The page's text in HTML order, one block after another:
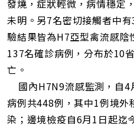
發燒，症狀輕微，病情穩定
未明。另7名密切接觸者中
驗結果皆為H7亞型禽流感陰
137名確診病例，分布於10
亡。
國內H7N9流感監測，自4
病例共448例，其中1例境
染；邊境檢疫自6月1日起迄